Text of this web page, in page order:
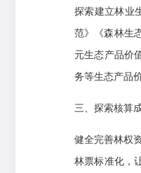
探索建立林业
范》《森林生
元生态产品价
务等生态产品价
三、探索核算
健全完善林权
林票标准化，